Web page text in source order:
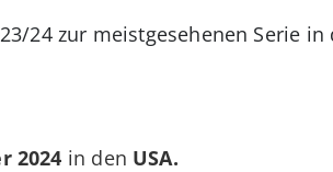
24 zur meistgesehenen Serie
2024 in den USA.